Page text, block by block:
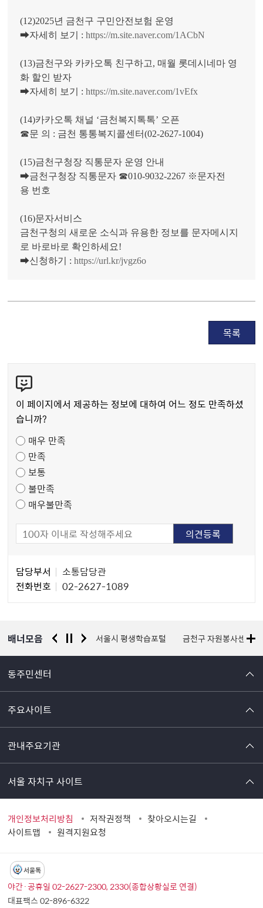
(12)2025년 금천구 구민안전보험 운영
➡자세히 보기 :https://m.site.naver.com/1ACbN
(13)금천구와 카카오톡 친구하고, 매월 롯데시네마 영
화 할인 받자
➡자세히 보기 :https://m.site.naver.com/1vEfx
(14)카카오톡 채널 ‘금천복지톡톡’ 오픈
☎문 의 : 금천 통통복지콜센터(02-2627-1004)
(15)금천구청장 직통문자 운영 안내
➡금천구청장 직통문자 ☎010-9032-2267 ※문자전
용 번호
(16)문자서비스
금천구청의 새로운 소식과 유용한 정보를 문자메시지
로 바로바로 확인하세요!
➡신청하기 :https://url.kr/jvgz6o
목록
텐
츠
만
도
조
사
이 페이지에서 제공하는 정보에 대하여 어느 정도 만족하셨
습니까?
매우 만족
만족
보통
불만족
매우불만족
자
담당부서
소통담당관
전화번호
02-2627-1089
배너모음
경찰청 유실물 통합포털 서울시 평생학습포털 금천구 자원봉사센터
동주민센터
주요사이트
관내주요기관
서울 자치구 사이트
개인정보처리방침 저작권정책
찾아오시는길
사이트맵
원격지원요청
서울톡
야간·공휴일 02-2627-2300, 2330(종합상황실로 연결)
대표팩스 02-896-6322